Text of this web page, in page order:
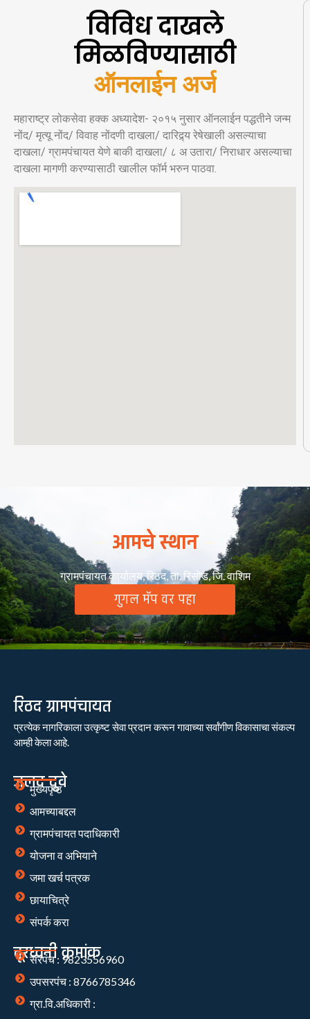
विविध दाखले
मिळविण्यासाठी
ऑनलईन अर
महाराष्ट्र लोकसेवा हक्क अध्यादेश- २०१५ नुसार ऑनलाईन पद्धतीने जन्म
नोंद/ मृत्यू नोंद/ विवाह नोंदणी दाखला/ दारिद्र्य रेषेखाली असल्याचा
दाखला/ ग्रामपंचायत येणे बाकी दाखला/ ८ अ उतारा/ निराधार असल्याचा
दाखला मागणी करण्यासाठी खालील फॉर्म भरुन पाठवा.
आमचे स्थान
ग्रामपंचायत कार्यालय, रिठद, ता. रिसोड, जि. वाशिम
गुगल मॅप वर पहा
रिठद ग्रामपंचायत
प्रत्येक नागरिकाला उत्कृष्ट सेवा प्रदान करून गावाच्या सर्वांगीण विकासाचा संकल्प
आम्ही केला आहे.
जलद दुवे
मुख्यपृष्ठ
आमच्याबद्दल
ग्रामपंचायत पदाधिकारी
योजना व अभियाने
जमा खर्च पत्रक
छायाचित्रे
संपर्क करा
दूरध्वनी क्रमांक
सरपंच : 9823556960
उपसरपंच : 8766785346
ग्रा.वि.अधिकारी :